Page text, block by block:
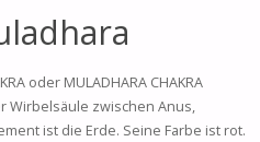
oder MULADHARA CHAKRA
Wirbelsäule zwischen Anus,
ist die Erde. Seine Farbe ist rot.